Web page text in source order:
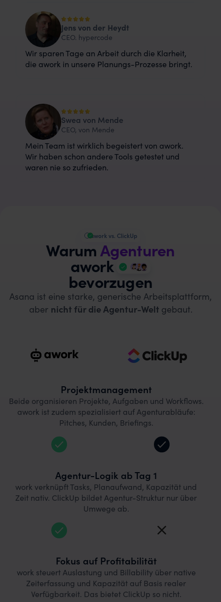
Jens von der Heydt
CEO. hypercode
Wir sparen Tage an Arbeit durch die Klarheit,
die awork in unsere Planungs-Prozesse bringt.
Swea von Mende
CEO, von Mende
Mein Team ist wirklich begeistert von awork.
Wir haben schon andere Tools getestet und
waren nie so zufrieden.
awork vs. ClickUp
WarumAgenturen
awork
bevorzugen
Asana ist eine starke, generische Arbeitsplattform,
aber nicht für die Agentur-Welt gebaut.
Projektmanagement
Beide organisieren Projekte, Aufgaben und Workflows.
awork ist zudem spezialisiert auf Agenturabläufe:
Pitches, Kunden, Briefings.
Agentur-Logik ab Tag 1
work verknüpft Tasks, Planaufwand, Kapazität und
Zeit nativ. ClickUp bildet Agentur-Struktur nur über
Umwege ab.
Fokus auf Profitabilität
work steuert Auslastung und Billability über native
Zeiterfassung und Kapazität auf Basis realer
Verfügbarkeit. Das bietet ClickUp so nicht.